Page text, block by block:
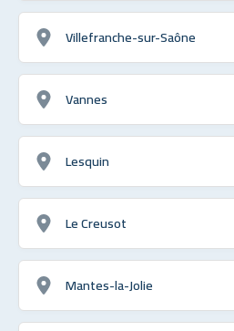
Villefranche-sur-Saône
Vannes
Lesquin
Le Creusot
Mantes-la-Jolie